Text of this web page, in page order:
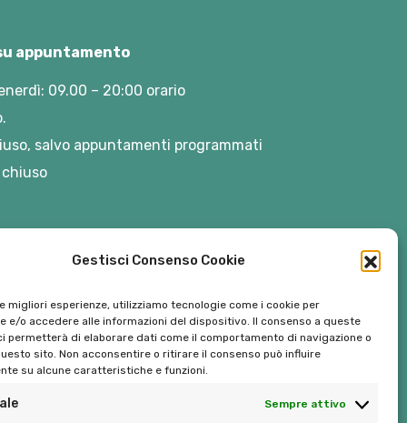
Gestisci Consenso Cookie
migliori esperienze, utilizziamo tecnologie come i cookie per
e/o accedere alle informazioni del dispositivo. Il consenso a queste
permetterà di elaborare dati come il comportamento di navigazione o
sito. Non acconsentire o ritirare il consenso può influire
su alcune caratteristiche e funzioni.
Sempre attivo
appuntamento
09.00 – 20:00 orario
salvo appuntamenti programmati